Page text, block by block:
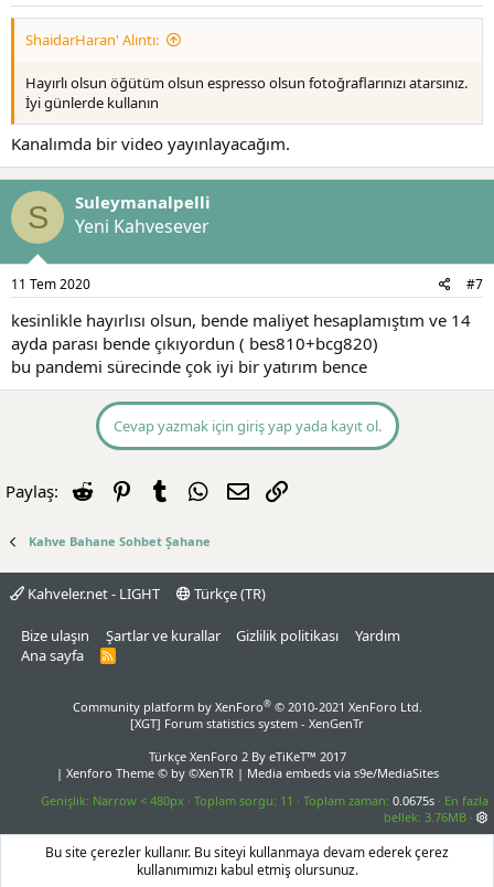
ShaidarHaran' Alıntı:
Hayırlı olsun öğütüm olsun espresso olsun fotoğraflarınızı atarsınız.
İyi günlerde kullanın
Kanalımda bir video yayınlayacağım.
S Suleymanalpelli
Yeni Kahvesever
11 Tem 2020 #7
kesinlikle hayırlısı olsun, bende maliyet hesaplamıştım ve 14
ayda parası bende çıkıyordun ( bes810+bcg820)
bu pandemi sürecinde çok iyi bir yatırım bence
Cevap yazmak için giriş yap yada kayıt ol.
Paylaş: Reddit PinterestTumblrWhatsApp
E-posta
Kahve Bahane Sohbet Şahane
Kahveler.net - LIGHT Türkçe (TR)
Bize ulaşın Şartlar ve kurallar Gizlilik politikası
Yardım
Ana sayfa
R
Community platform by XenForo® © 2010-2021 XenForo Ltd.
[XGT] Forum statistics system - XenGenTr
Türkçe XenForo 2By eTiKeT™ 2017
| Xenforo Theme© by ©XenTR| Media embeds via s9e/MediaSites
Genişlik
Toplam sorgu 11 Toplam zaman 0.0675s
En fazla
bellek 3.76MB
Bu site çerezler kullanır. Bu siteyi kullanmaya devam ederek çerez
kullanımımızı kabul etmiş olursunuz.